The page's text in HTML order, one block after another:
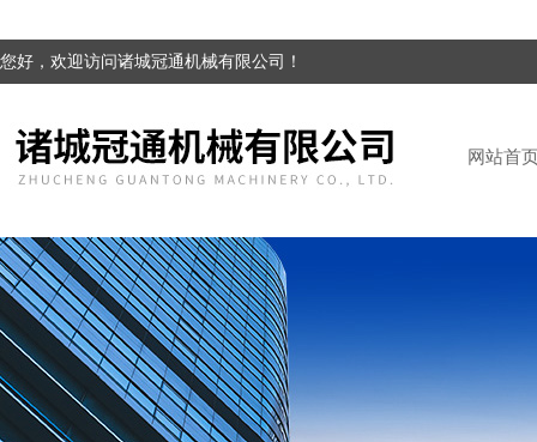
您好，欢迎访问诸城冠通机械有限公司！
网站首